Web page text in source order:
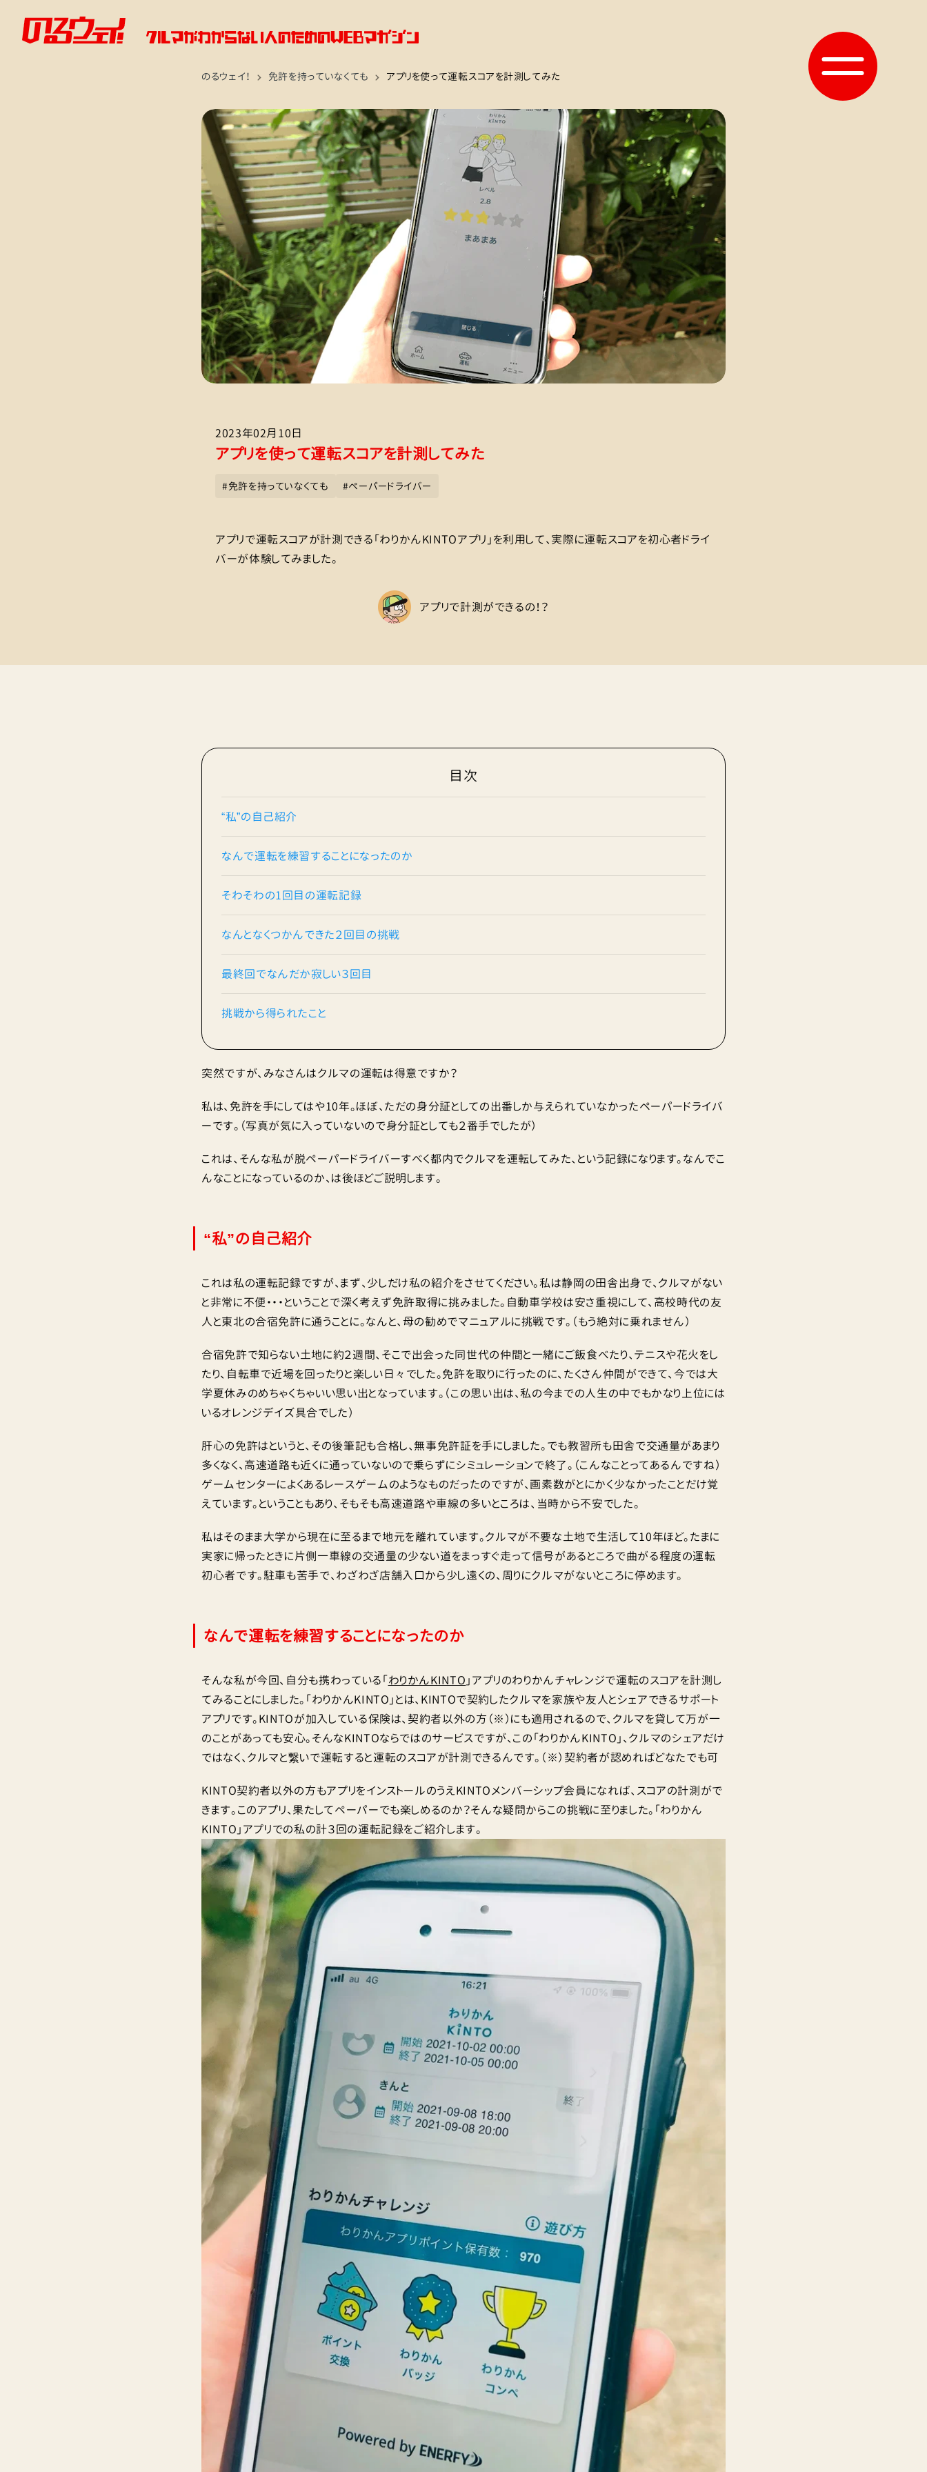
のるウェイ！ 免許を持っていなくても アプリを使って運転スコアを計測してみた
2023年02月10日
アプリを使って運転スコアを計測してみた
#免許を持っていなくても #ペーパードライバー
アプリで運転スコアが計測できる「わりかんKINTOアプリ」を利用して、実際に運転スコアを初心者ドライ
バーが体験してみました。
アプリで計測ができるの！？
目次
“私”の自己紹介
なんで運転を練習することになったのか
そわそわの1回目の運転記録
なんとなくつかんできた２回目の挑戦
最終回でなんだか寂しい３回目
挑戦から得られたこと
突然ですが、みなさんはクルマの運転は得意ですか？
私は、免許を手にしてはや10年。ほぼ、ただの身分証としての出番しか与えられていなかったペーパードライバ
ーです。（写真が気に入っていないので身分証としても２番手でしたが）
これは、そんな私が脱ペーパードライバーすべく都内でクルマを運転してみた、という記録になります。なんでこ
んなことになっているのか、は後ほどご説明します。
“私”の自己紹介
これは私の運転記録ですが、まず、少しだけ私の紹介をさせてください。私は静岡の田舎出身で、クルマがない
と非常に不便・・・ということで深く考えず免許取得に挑みました。自動車学校は安さ重視にして、高校時代の友
人と東北の合宿免許に通うことに。なんと、母の勧めでマニュアルに挑戦です。（もう絶対に乗れません）
合宿免許で知らない土地に約２週間、そこで出会った同世代の仲間と一緒にご飯食べたり、テニスや花火をし
たり、自転車で近場を回ったりと楽しい日々でした。免許を取りに行ったのに、たくさん仲間ができて、今では大
学夏休みのめちゃくちゃいい思い出となっています。（この思い出は、私の今までの人生の中でもかなり上位には
いるオレンジデイズ具合でした）
肝心の免許はというと、その後筆記も合格し、無事免許証を手にしました。でも教習所も田舎で交通量があまり
多くなく、高速道路も近くに通っていないので乗らずにシミュレーションで終了。（こんなことってあるんですね）
ゲームセンターによくあるレースゲームのようなものだったのですが、画素数がとにかく少なかったことだけ覚
えています。ということもあり、そもそも高速道路や車線の多いところは、当時から不安でした。
私はそのまま大学から現在に至るまで地元を離れています。クルマが不要な土地で生活して10年ほど。たまに
実家に帰ったときに片側一車線の交通量の少ない道をまっすぐ走って信号があるところで曲がる程度の運転
初心者です。駐車も苦手で、わざわざ店舗入口から少し遠くの、周りにクルマがないところに停めます。
なんで運転を練習することになったのか
そんな私が今回、自分も携わっている「わりかんKINTO 」アプリのわりかんチャレンジで運転のスコアを計測し
てみることにしました。「わりかんKINTO」とは、KINTOで契約したクルマを家族や友人とシェアできるサポート
アプリです。KINTOが加入している保険は、契約者以外の方（※）にも適用されるので、クルマを貸して万が一
のことがあっても安心。そんなKINTOならではのサービスですが、この「わりかんKINTO」、クルマのシェアだけ
ではなく、クルマと繋いで運転すると運転のスコアが計測できるんです。（※）契約者が認めればどなたでも可
KINTO契約者以外の方もアプリをインストールのうえKINTOメンバーシップ会員になれば、スコアの計測がで
きます。このアプリ、果たしてペーパーでも楽しめるのか？そんな疑問からこの挑戦に至りました。「わりかん
KINTO」アプリでの私の計３回の運転記録をご紹介します。